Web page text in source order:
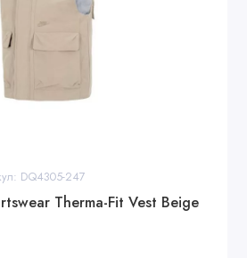
DQ4305-247
Therma-Fit Vest Beige